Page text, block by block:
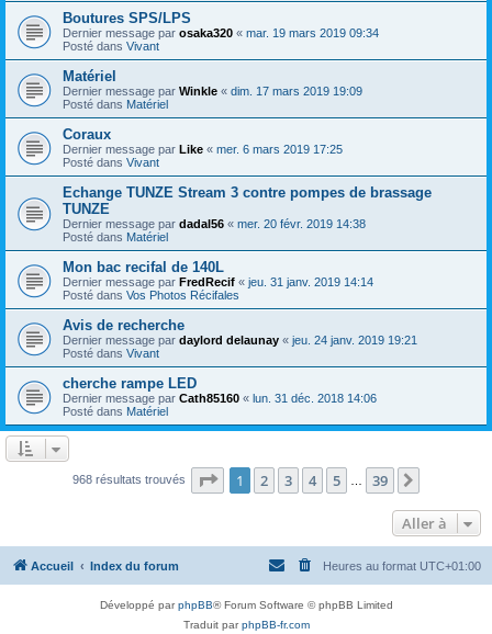
Boutures SPS/LPS
Dernier message par osaka320 « mar. 19 mars 2019 09:34
Posté dans Vivant
Matériel
Dernier message par Winkle « dim. 17 mars 2019 19:09
Posté dans Matériel
Coraux
Dernier message par Like « mer. 6 mars 2019 17:25
Posté dans Vivant
Echange TUNZE Stream 3 contre pompes de brassage
TUNZE
Dernier message par dadal56 « mer. 20 févr. 2019 14:38
Posté dans Matériel
Mon bac recifal de 140L
Dernier message par FredRecif « jeu. 31 janv. 2019 14:14
Posté dans Vos Photos Récifales
Avis de recherche
Dernier message par daylord delaunay « jeu. 24 janv. 2019 19:21
Posté dans Vivant
cherche rampe LED
Dernier message par Cath85160 « lun. 31 déc. 2018 14:06
Posté dans Matériel
968 résultats trouvés Page 1sur39
1 2 3 4 5 39
Aller à
Accueil Index du forum Heures au format UTC+01:00
Développé parphpBB® Forum Software © phpBB Limited
Traduit parphpBB-fr.com